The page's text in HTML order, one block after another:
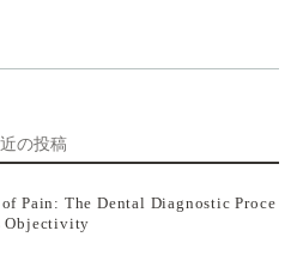
の投稿
Pain: The Dental Diagnostic Proce
Objectivity